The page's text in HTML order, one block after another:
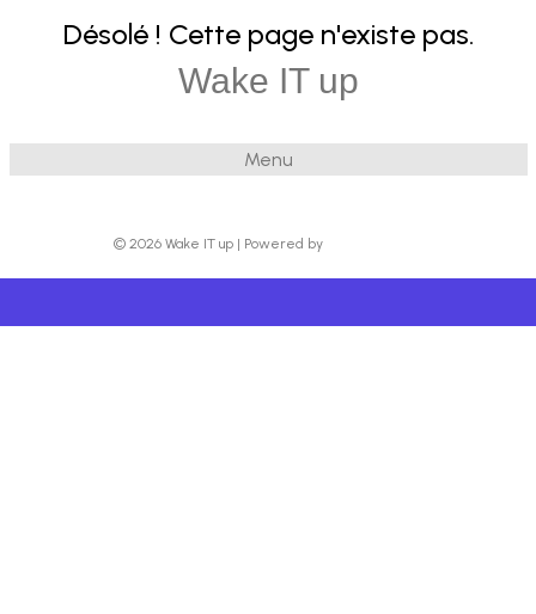
Wake IT up
Menu
Désolé ! Cette page n'existe pas.
© 2026 Wake IT up | Powered by